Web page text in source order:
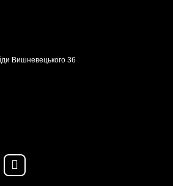
Вишневецького 36